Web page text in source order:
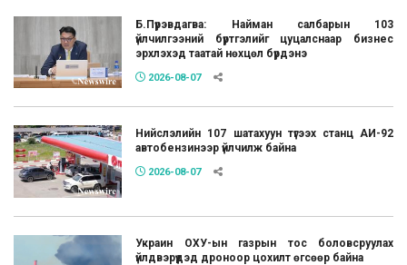
Б.Пүрэвдагва: Найман салбарын 103
үйлчилгээний бүртгэлийг цуцалснаар бизнес
эрхлэхэд таатай нөхцөл бүрдэнэ
2026-08-07
Нийслэлийн 107 шатахуун түгээх станц АИ-92
автобензинээр үйлчилж байна
2026-08-07
Украин ОХУ-ын газрын тос боловсруулах
үйлдвэрүүдэд дроноор цохилт өгсөөр байна